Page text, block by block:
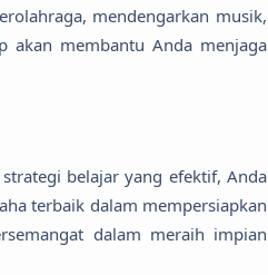
mendengarkan musik,
akan membantu Anda menjaga
belajar yang efektif, Anda
terbaik dalam mempersiapkan
dalam meraih impian